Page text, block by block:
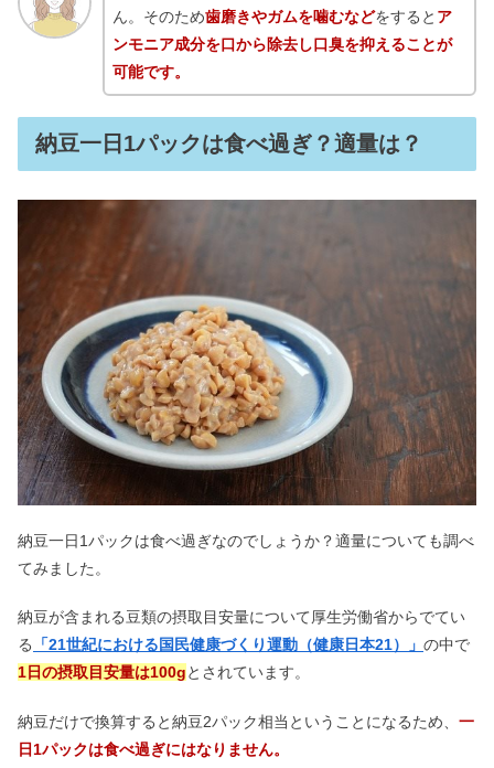
ん。そのため歯磨きやガムを噛むなどをすると ア
ンモニア成分を口から除去し口臭を抑えることが
可能です。
納豆一日1パックは食べ過ぎ？適量は？
納豆一日1パックは食べ過ぎなのでしょうか？適量についても調べ
てみました。
納豆が含まれる豆類の摂取目安量について厚生労働省からでてい
る
「21世紀における国民健康づくり運動（健康日本21）」 の中で
1日の摂取目安量は100gとされています。
納豆だけで換算すると納豆2パック相当ということになるため、 一
日1パックは食べ過ぎにはなりません。